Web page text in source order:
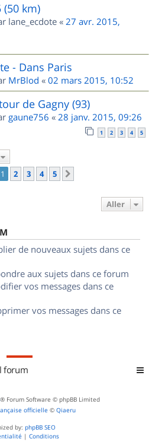
(50 km)
lane_ecdote « 27 avr. 2015,
- Dans Paris
MrBlod « 02 mars 2015, 10:52
de Gagny (93)
gaune756 « 28 janv. 2015, 09:26
1 2 3 4 5
1 2 3 4 5
Aller
de nouveaux sujets dans ce
aux sujets dans ce forum
vos messages dans ce
vos messages dans ce
forum
® Forum Software © phpBB Limited
officielle © Qiaeru
by: phpBB SEO
| Conditions